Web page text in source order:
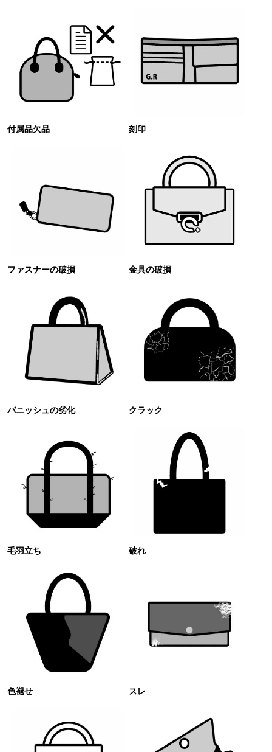
付属品欠品 刻印
ファスナーの破損 金具の破損
バニッシュの劣化 クラック
毛羽立ち 破れ
色褪せ スレ